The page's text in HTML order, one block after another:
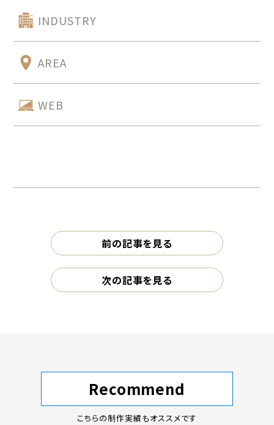
INDUSTRY
AREA
WEB
前の記事を見る
次の記事を見る
Recommend
こちらの制作実績もオススメです